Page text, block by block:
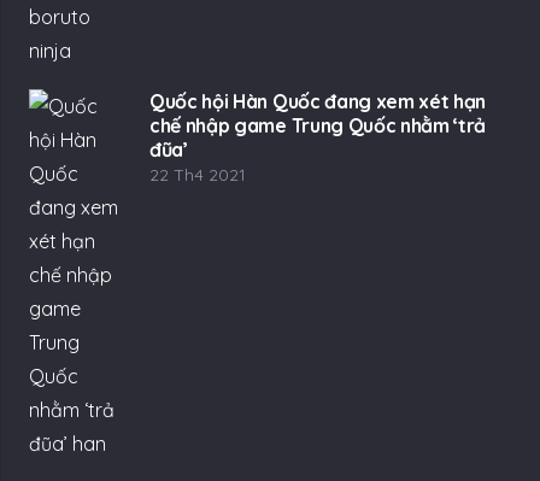
Quốc hội Hàn Quốc đang xem xét hạn
chế nhập game Trung Quốc nhằm ‘trả
đũa’
22 Th4 2021